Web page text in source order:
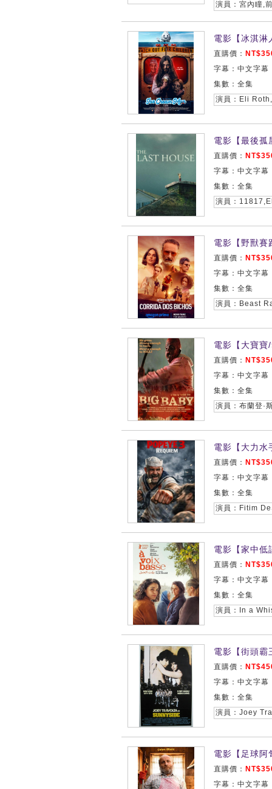
電影【冰淇
直購價：
字幕：中文字幕
集數：全集
演員：Eli
電影【最後
直購價：
字幕：中文字幕
集數：全集
電影【野獸
直購價：
字幕：中文字幕
集數：全集
電影【大寶
直購價：
字幕：中文字幕
集數：全集
演員：布蘭登·
電影【大力
直購價：
字幕：中文字幕
集數：全集
電影【家中
直購價：
字幕：中文字幕
集數：全集
電影【街頭
直購價：
字幕：中文字幕
集數：全集
電影【足球
直購價：
字幕：中文字幕